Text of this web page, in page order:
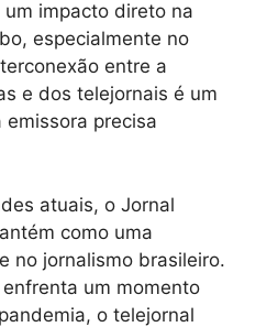
impacto direto na
especialmente no
entre a
e dos telejornais é um
precisa
atuais, o Jornal
como uma
no jornalismo brasileiro.
um momento
o telejornal